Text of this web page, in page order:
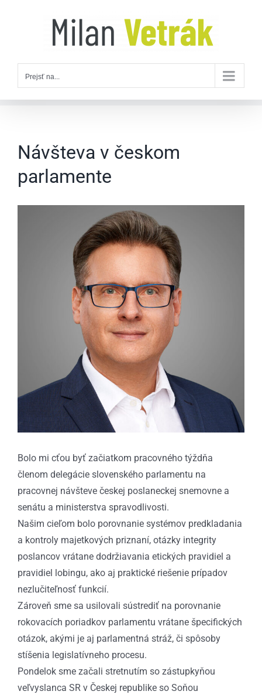
Prejsť na...
Návšteva v českom
parlamente
Bolo mi cťou byť začiatkom pracovného týždňa
členom delegácie slovenského parlamentu na
pracovnej návšteve českej poslaneckej snemovne a
senátu a ministerstva spravodlivosti.
Našim cieľom bolo porovnanie systémov predkladania
a kontroly majetkových priznaní, otázky integrity
poslancov vrátane dodržiavania etických pravidiel a
pravidiel lobingu, ako aj praktické riešenie prípadov
nezlučiteľnosť funkcií.
Zároveň sme sa usilovali sústrediť na porovnanie
rokovacích poriadkov parlamentu vrátane špecifických
otázok, akými je aj parlamentná stráž, či spôsoby
stíšenia legislatívneho procesu.
Pondelok sme začali stretnutím so zástupkyňou
veľvyslanca SR v Českej republike so Soňou